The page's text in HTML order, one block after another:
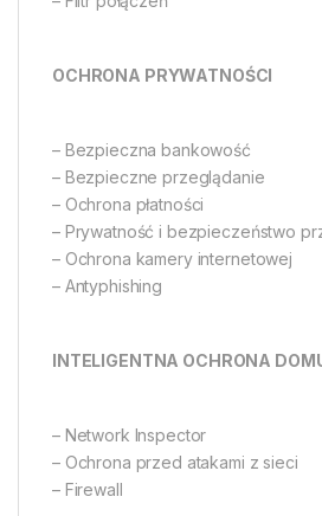
OCHRONA PRYWATNOŚCI
– Bezpieczna bankowość
– Bezpieczne przeglądanie
– Ochrona płatności
– Prywatność i bezpieczeństwo
– Ochrona kamery internetowej
– Antyphishing
INTELIGENTNA OCHRONA
– Network Inspector
– Ochrona przed atakami z sieci
– Firewall